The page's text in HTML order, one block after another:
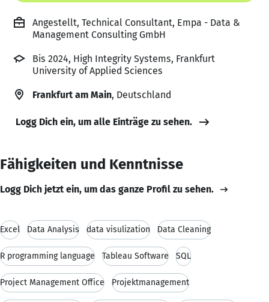
Angestellt, Technical Consultant, Empa - Data &
Management Consulting GmbH
Bis 2024, High Integrity Systems, Frankfurt
University of Applied Sciences
Frankfurt am Main, Deutschland
Logg Dich ein, um alle Einträge zu sehen.
Fähigkeiten und Kenntnisse
Logg Dich jetzt ein, um das ganze Profil zu sehen.
Excel Data Analysis data visulization Data Cleaning
R programming language Tableau Software SQL
Project Management Office Projektmanagement